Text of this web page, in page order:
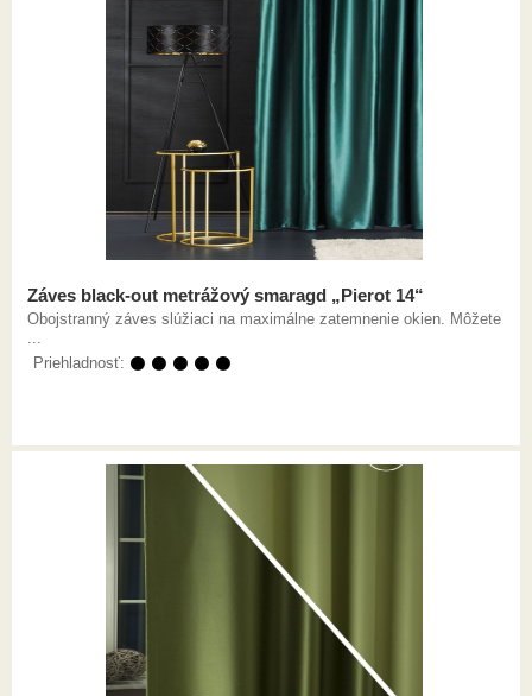
Záves black-out metrážový smaragd „Pierot 14“
Obojstranný záves slúžiaci na maximálne zatemnenie okien. Môžete
Priehladnosť: ⚫ ⚫ ⚫ ⚫ ⚫